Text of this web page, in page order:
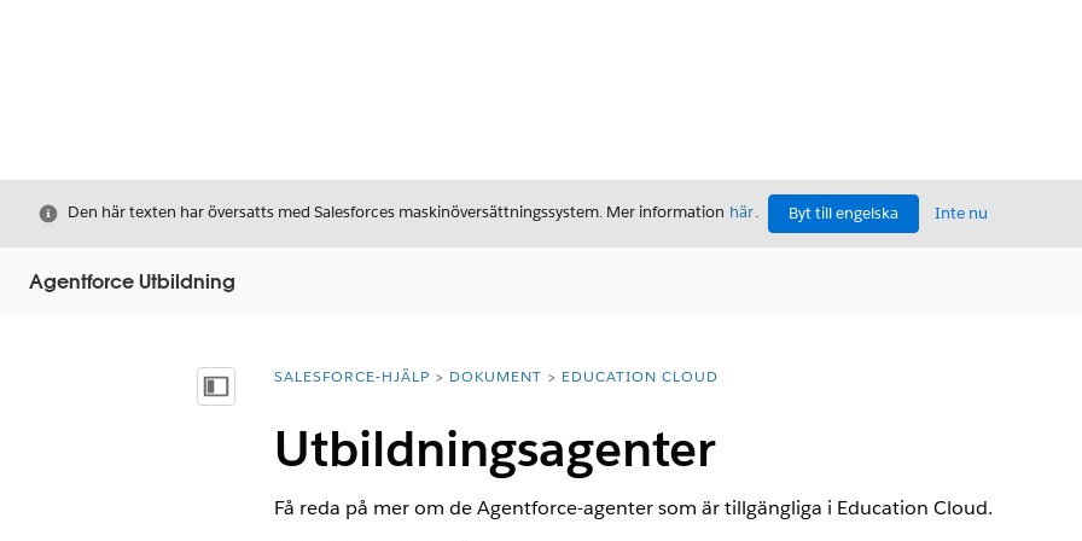
Stäng
Den här texten har översatts med Salesforces maskinöversättningssystem. Mer information här. Byt till engelska Inte nu
Agentforce Utbildning
Visa innehållsförteckning
Du är här:
SALESFORCE-HJÄLP DOKUMENT EDUCATION CLOUD
Utbildningsagenter
Få reda på mer om de Agentforce-agenter som är tillgängliga i Education Cloud.